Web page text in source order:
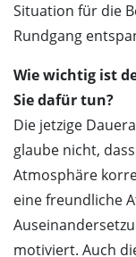
Situation für die
Rundgang
Wie wichtig ist
Sie dafür tun?
Die jetzige
glaube nicht,
Atmosphäre
eine freundliche
motiviert. Auch